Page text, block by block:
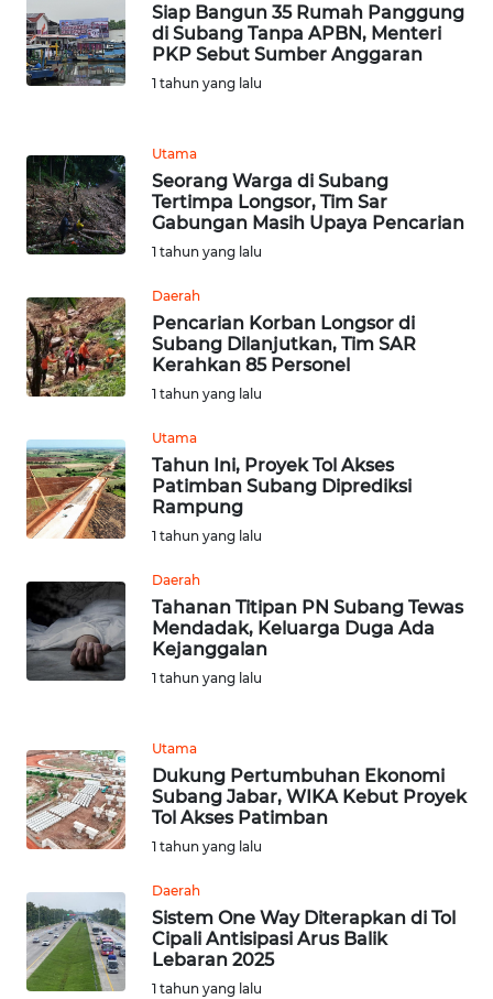
Siap Bangun 35 Rumah Panggung
di Subang Tanpa APBN, Menteri
PKP Sebut Sumber Anggaran
1 tahun yang lalu
Utama
Seorang Warga di Subang
Tertimpa Longsor, Tim Sar
Gabungan Masih Upaya Pencarian
1 tahun yang lalu
Daerah
Pencarian Korban Longsor di
Subang Dilanjutkan, Tim SAR
Kerahkan 85 Personel
1 tahun yang lalu
Utama
Tahun Ini, Proyek Tol Akses
Patimban Subang Diprediksi
Rampung
1 tahun yang lalu
Daerah
Tahanan Titipan PN Subang Tewas
Mendadak, Keluarga Duga Ada
Kejanggalan
1 tahun yang lalu
Utama
Dukung Pertumbuhan Ekonomi
Subang Jabar, WIKA Kebut Proyek
Tol Akses Patimban
1 tahun yang lalu
Daerah
Sistem One Way Diterapkan di Tol
Cipali Antisipasi Arus Balik
Lebaran 2025
1 tahun yang lalu
GORONTALO
WN
WN
MALUKU
WN
MALUT
WN
DAIRI
WN
TOBA
WN
NIAS
WN
LANGKAT
WN
TAPANULI
WN
TANJUNG
LESUNG
KARO
WN
SIMALUNGUN